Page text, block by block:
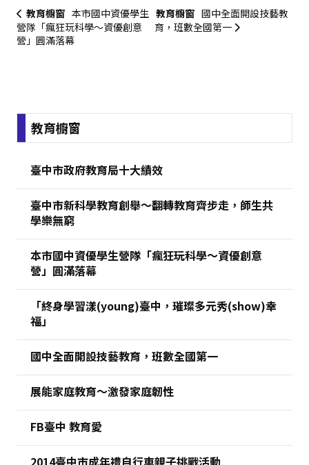
教育櫥窗 本市國中資優學生
營隊「瘋狂玩科學～資優創意
營」圓滿落幕
教育櫥窗 國中全面開設技藝教
育，班數全國第一
:::教育櫥窗
臺中市政府教育局十大績效
臺中市新科學教育創舉～翻轉教育齊步走，師生共
學樂無窮
本市國中資優學生營隊「瘋狂玩科學～資優創意
營」圓滿落幕
「終身學習漾(young)臺中，璀璨多元秀(show)幸
福」
國中全面開設技藝教育，班數全國第一
展能家庭教育～激發家庭韌性
FB臺中 教育愛
2014臺中市成年禮自行車親子挑戰活動